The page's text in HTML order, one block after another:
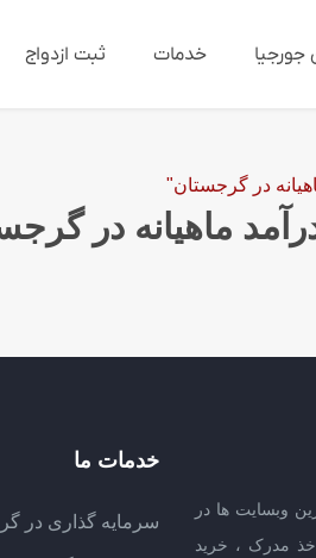
جورجیا خدمات ثبت ازدواج
وبسایت ها در
مدرک ، خرید
خدمات ما
سرمایه گذاری در